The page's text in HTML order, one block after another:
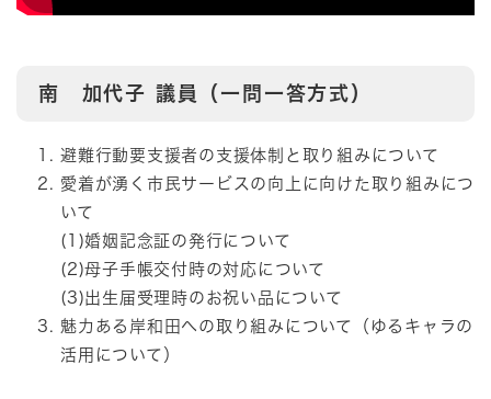
南 加代子 議員（一問一答方式）
避難行動要支援者の支援体制と取り組みについて
愛着が湧く市民サービスの向上に向けた取り組みにつ
いて
(1)婚姻記念証の発行について
(2)母子手帳交付時の対応について
(3)出生届受理時のお祝い品について
魅力ある岸和田への取り組みについて（ゆるキャラの
活用について）